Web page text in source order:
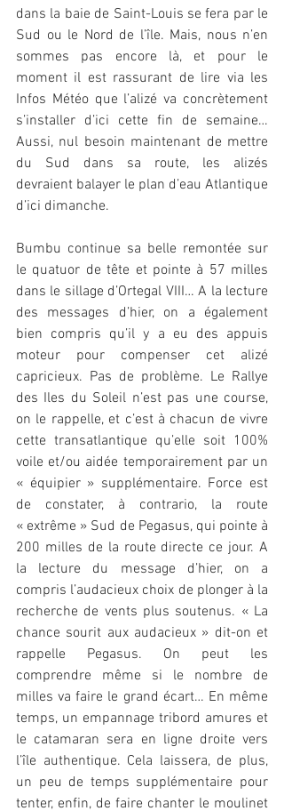
dans la baie de Saint-Louis se fera par le
Sud ou le Nord de l’île. Mais, nous n’en
sommes pas encore là, et pour le
moment il est rassurant de lire via les
Infos Météo que l’alizé va concrètement
s’installer d’ici cette fin de semaine…
Aussi, nul besoin maintenant de mettre
du Sud dans sa route, les alizés
devraient balayer le plan d’eau Atlantique
d’ici dimanche.
Bumbu continue sa belle remontée sur
le quatuor de tête et pointe à 57 milles
dans le sillage d’Ortegal VIII… A la lecture
des messages d’hier, on a également
bien compris qu’il y a eu des appuis
moteur pour compenser cet alizé
capricieux. Pas de problème. Le Rallye
des Iles du Soleil n’est pas une course,
on le rappelle, et c’est à chacun de vivre
cette transatlantique qu’elle soit 100%
voile et/ou aidée temporairement par un
« équipier » supplémentaire. Force est
de constater, à contrario, la route
« extrême » Sud de Pegasus, qui pointe à
200 milles de la route directe ce jour. A
la lecture du message d’hier, on a
compris l’audacieux choix de plonger à la
recherche de vents plus soutenus. « La
chance sourit aux audacieux » dit-on et
rappelle Pegasus. On peut les
comprendre même si le nombre de
milles va faire le grand écart… En même
temps, un empannage tribord amures et
le catamaran sera en ligne droite vers
l’île authentique. Cela laissera, de plus,
un peu de temps supplémentaire pour
tenter, enfin, de faire chanter le moulinet